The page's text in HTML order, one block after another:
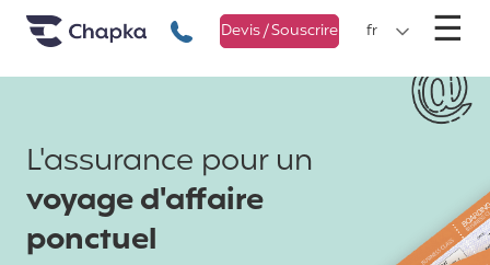
Chapka Assurances Voyages
+33 1 74 85 50 50
Devis / Souscrire fr ☰
L'assurance pour un
voyage d'affaire
ponctuel